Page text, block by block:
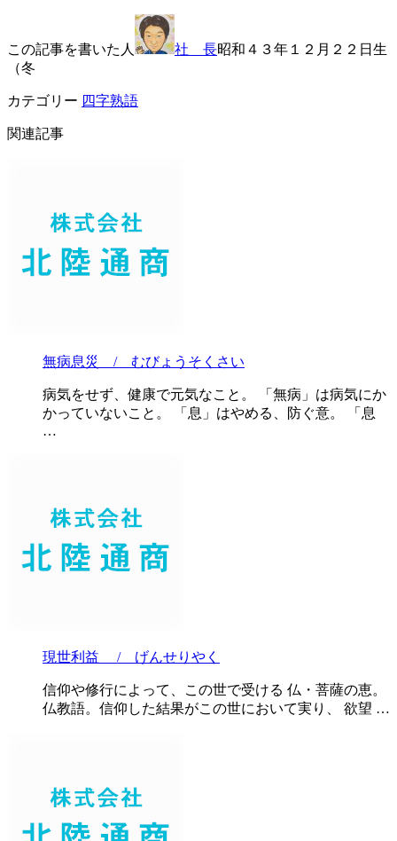
この記事を書いた人 社 長昭和４３年１２月２２日生
（冬
カテゴリー 四字熟語
関連記事
無病息災 / むびょうそくさい
病気をせず、健康で元気なこと。 「無病」は病気にか
かっていないこと。 「息」はやめる、防ぐ意。 「息
…
現世利益 / げんせりやく
信仰や修行によって、この世で受ける 仏・菩薩の恵。
仏教語。信仰した結果がこの世において実り、 欲望 …